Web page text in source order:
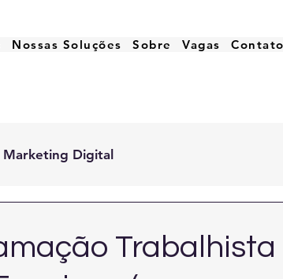
Nossas Soluções Sobre Vagas
Marketing Digital
Trabalhista